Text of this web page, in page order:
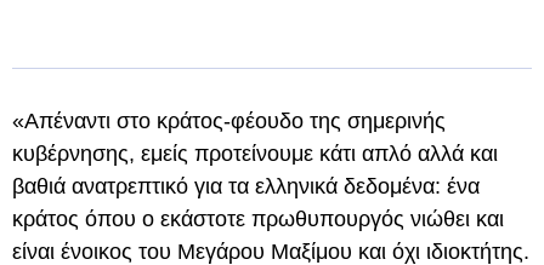
«Απέναντι στο κράτος-φέουδο της σημερινής
κυβέρνησης, εμείς προτείνουμε κάτι απλό αλλά και
βαθιά ανατρεπτικό για τα ελληνικά δεδομένα: ένα
κράτος όπου ο εκάστοτε πρωθυπουργός νιώθει και
είναι ένοικος του Μεγάρου Μαξίμου και όχι ιδιοκτήτης.